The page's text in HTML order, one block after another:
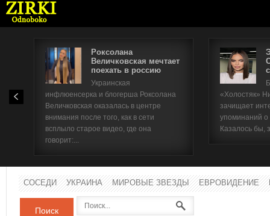
Роксолана
Величковская мечтает
поехать в россию
Украинская
инфлюенсерка и блогерша Роксолана
Величковская оказалась в центре
внимания после того, как в сети
всплыло старое видео, где она
говорит:...
«Холостяк»
зачищает
упоминаний
Казалось бы,
СОСЕДИ УКРАИНА МИРОВЫЕ ЗВЕЗДЫ ЕВРОВИДЕНИЕ
Поиск
Имя